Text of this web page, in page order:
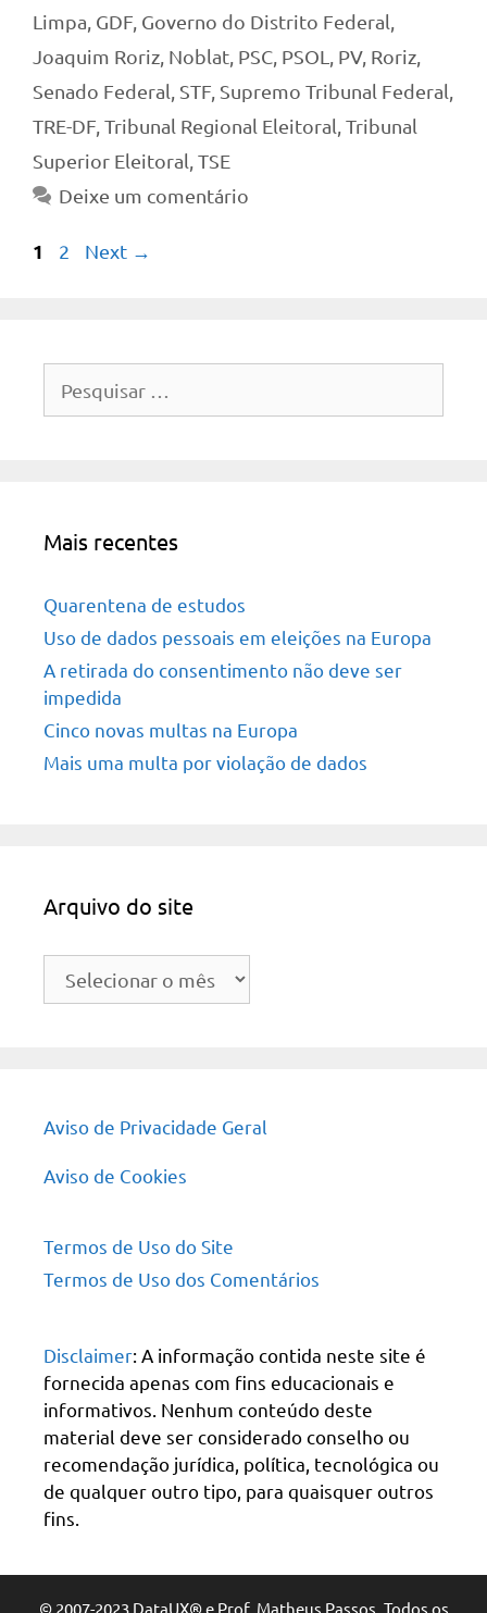
Limpa GDF Governo do Distrito Federal
Joaquim Roriz Noblat PSC PSOL PV, Roriz
Senado Federal STF Supremo Tribunal Federal
TRE-DF Tribunal Regional Eleitoral Tribunal
Superior Eleitoral TSE
Deixe um comentário
Page
1 Page
2 Next →
por:
Mais recentes
Quarentena de estudos
Uso de dados pessoais em eleições na Europa
A retirada do consentimento não deve ser
impedida
Cinco novas multas na Europa
Mais uma multa por violação de dados
Arquivo do site
Arquivo
Aviso de Privacidade Geral
Aviso de Cookies
Termos de Uso do Site
Termos de Uso dos Comentários
Disclaimer: A informação contida neste site é
fornecida apenas com fins educacionais e
informativos. Nenhum conteúdo deste
material deve ser considerado conselho ou
recomendação jurídica, política, tecnológica ou
de qualquer outro tipo, para quaisquer outros
fins.
© 2007-2023 DataUX® e Prof. Matheus Passos. Todos os